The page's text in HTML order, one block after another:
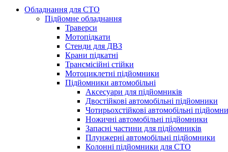
Обладнання для СТО
Підйомне обладнання
Траверси
Мотопідкати
Стенди для ДВЗ
Крани підкатні
Трансмісійні стійки
Мотоциклетні підйомники
Підйомники автомобільні
Аксесуари для підйомників
Двостійкові автомобільні підйомники
Чотирьохстійкові автомобільні
Ножичні автомобільні підйомники
Запасні частини для підйомників
Плунжерні автомобільні підйомники
Колонні підйомники для СТО